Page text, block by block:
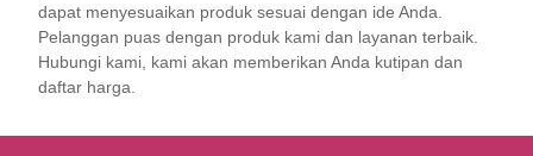
dapat menyesuaikan produk sesuai dengan ide Anda.
Pelanggan puas dengan produk kami dan layanan terbaik.
Hubungi kami, kami akan memberikan Anda kutipan dan
daftar harga.